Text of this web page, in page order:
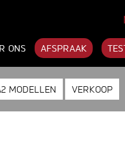
ONS AFSPRAAK
MODELLEN VERKOOP